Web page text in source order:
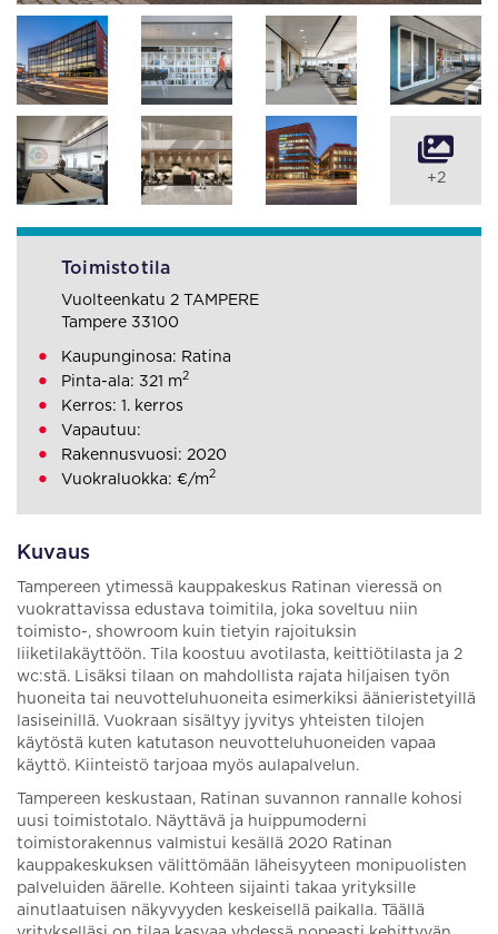
Kuvaus
Tampereen ytimessä kauppakeskus Ratinan vieressä on
vuokrattavissa edustava toimitila, joka soveltuu niin
toimisto-, showroom kuin tietyin rajoituksin
liiketilakäyttöön. Tila koostuu avotilasta, keittiötilasta ja 2
wc:stä. Lisäksi tilaan on mahdollista rajata hiljaisen työn
huoneita tai neuvotteluhuoneita esimerkiksi äänieristetyillä
lasiseinillä. Vuokraan sisältyy jyvitys yhteisten tilojen
käytöstä kuten katutason neuvotteluhuoneiden vapaa
käyttö. Kiinteistö tarjoaa myös aulapalvelun.
Tampereen keskustaan, Ratinan suvannon rannalle kohosi
uusi toimistotalo. Näyttävä ja huippumoderni
toimistorakennus valmistui kesällä 2020 Ratinan
kauppakeskuksen välittömään läheisyyteen monipuolisten
palveluiden äärelle. Kohteen sijainti takaa yrityksille
ainutlaatuisen näkyvyyden keskeisellä paikalla. Täällä
+2
Toimistotila
Vuolteenkatu 2 TAMPERE
Tampere 33100
Kaupunginosa: Ratina
Pinta-ala: 321 m2
Kerros: 1. kerros
Vapautuu:
Rakennusvuosi: 2020
Vuokraluokka: €/m2